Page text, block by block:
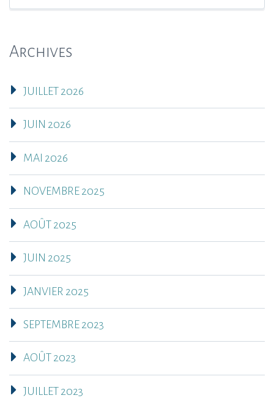
Archives
JUILLET 2026
JUIN 2026
MAI 2026
NOVEMBRE 2025
AOÛT 2025
JUIN 2025
JANVIER 2025
SEPTEMBRE 2023
AOÛT 2023
JUILLET 2023